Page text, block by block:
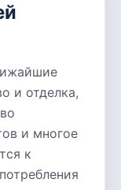
и отделка,
и многое
к